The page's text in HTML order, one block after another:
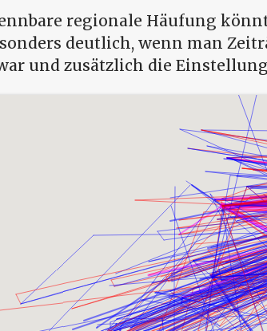
regionale Häufung
deutlich, wenn man
und zusätzlich die Einstellung